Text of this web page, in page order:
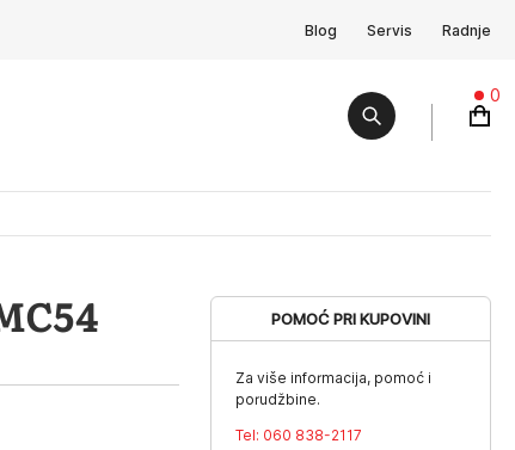
Blog Servis Radnje
0
POMOĆ PRI KUPOVINI
Za više informacija, pomoć i
porudžbine.
Tel: 060 838-2117